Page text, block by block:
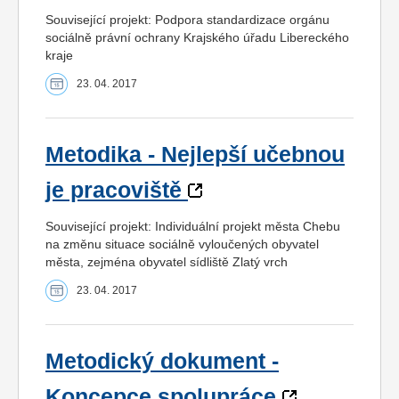
Související projekt: Podpora standardizace orgánu
sociálně právní ochrany Krajského úřadu Libereckého
kraje
23. 04. 2017
Metodika - Nejlepší učebnou
je pracoviště
Související projekt: Individuální projekt města Chebu
na změnu situace sociálně vyloučených obyvatel
města, zejména obyvatel sídliště Zlatý vrch
23. 04. 2017
Metodický dokument -